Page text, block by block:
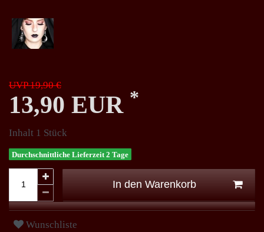
UVP 19,90 €
13,90 EUR *
Inhalt 1 Stück
Durchschnittliche Lieferzeit 2 Tage
In den Warenkorb
Wunschliste